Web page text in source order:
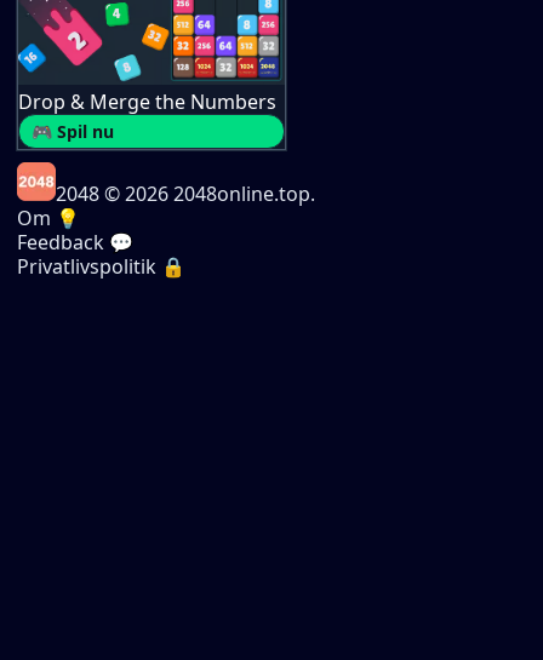
Drop & Merge the Numbers
🎮 Spil nu
2048© 2026 2048online.top.
Om 💡
Feedback 💬
Privatlivspolitik 🔒